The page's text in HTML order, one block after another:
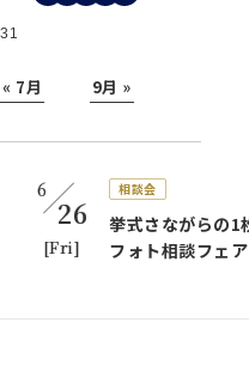
31
« 7月 9月 »
6
26
[Fri]
相談会
挙式さながらの1枚を残す、チャペルロケーション
フォト相談フェア